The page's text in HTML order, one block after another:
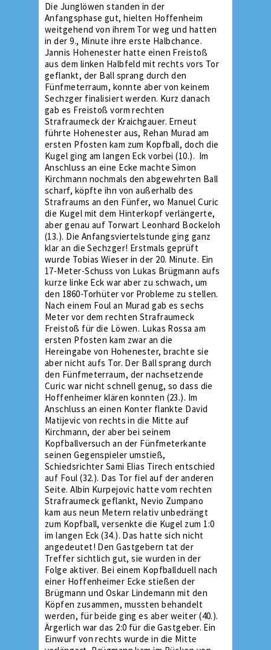
Die Junglöwen standen in der
Anfangsphase gut, hielten Hoffenheim
weitgehend von ihrem Tor weg und hatten
in der 9., Minute ihre erste Halbchance.
Jannis Hohenester hatte einen Freistoß
aus dem linken Halbfeld mit rechts vors Tor
geflankt, der Ball sprang durch den
Fünfmeterraum, konnte aber von keinem
Sechzger finalisiert werden. Kurz danach
gab es Freistoß vorm rechten
Strafraumeck der Kraichgauer. Erneut
führte Hohenester aus, Rehan Murad am
ersten Pfosten kam zum Kopfball, doch die
Kugel ging am langen Eck vorbei (10.). Im
Anschluss an eine Ecke machte Simon
Kirchmann nochmals den abgewehrten Ball
scharf, köpfte ihn von außerhalb des
Strafraums an den Fünfer, wo Manuel Curic
die Kugel mit dem Hinterkopf verlängerte,
aber genau auf Torwart Leonhard Bockeloh
(13.). Die Anfangsviertelstunde ging ganz
klar an die Sechzger! Erstmals geprüft
wurde Tobias Wieser in der 20. Minute. Ein
17-Meter-Schuss von Lukas Brügmann aufs
kurze linke Eck war aber zu schwach, um
den 1860-Torhüter vor Probleme zu stellen.
Nach einem Foul an Murad gab es sechs
Meter vor dem rechten Strafraumeck
Freistoß für die Löwen. Lukas Rossa am
ersten Pfosten kam zwar an die
Hereingabe von Hohenester, brachte sie
aber nicht aufs Tor. Der Ball sprang durch
den Fünfmeterraum, der nachsetzende
Curic war nicht schnell genug, so dass die
Hoffenheimer klären konnten (23.). Im
Anschluss an einen Konter flankte David
Matijevic von rechts in die Mitte auf
Kirchmann, der aber bei seinem
Kopfballversuch an der Fünfmeterkante
seinen Gegenspieler umstieß,
Schiedsrichter Sami Elias Tirech entschied
auf Foul (32.). Das Tor fiel auf der anderen
Seite. Albin Kurpejovic hatte vom rechten
Strafraumeck geflankt, Nevio Zumpano
kam aus neun Metern relativ unbedrängt
zum Kopfball, versenkte die Kugel zum 1:0
im langen Eck (34.). Das hatte sich nicht
angedeutet! Den Gastgebern tat der
Treffer sichtlich gut, sie wurden in der
Folge aktiver. Bei einem Kopfballduell nach
einer Hoffenheimer Ecke stießen der
Brügmann und Oskar Lindemann mit den
Köpfen zusammen, mussten behandelt
werden, für beide ging es aber weiter (40.).
Ärgerlich war das 2:0 für die Gastgeber. Ein
Einwurf von rechts wurde in die Mitte